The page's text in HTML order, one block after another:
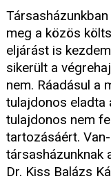
meg a közös
eljárást is
sikerült a
nem. Ráadásul a
tulajdonos eladta
tulajdonos nem
tartozásáért.
társasházunknak
Dr. Kiss Balázs